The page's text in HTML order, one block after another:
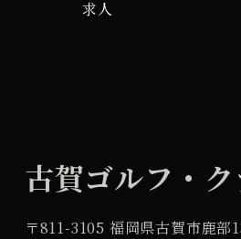
求人
古賀ゴルフ・
〒811-3105 福岡県古賀市鹿部